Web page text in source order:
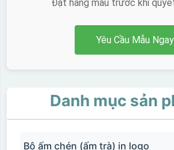
Đặt hàng mẫu trước khi
Yêu Cầu Mẫu Ngay
Danh mục sản
Bộ ấm chén (ấm trà) in logo